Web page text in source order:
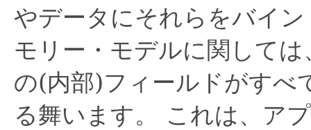
やデータにそれらをバイ
モリー・モデルに関して
の(内部)フィールドがす
る舞います。
これは、ア